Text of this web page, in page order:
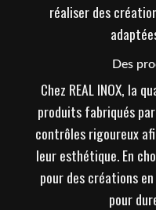
réaliser des
Des
Chez REAL INOX, la
produits fabriqués
contrôles rigoureux
leur esthétique. En
pour des créations
pour